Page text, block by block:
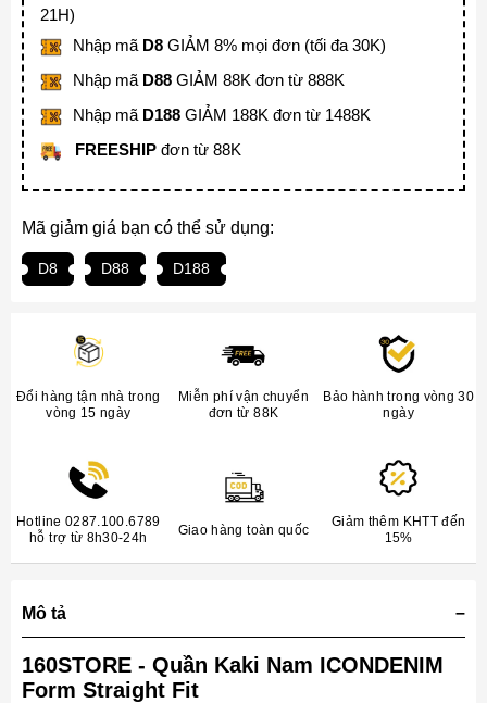
21H)
Nhập mã D8 GIẢM 8% mọi đơn (tối đa 30K)
Nhập mã D88 GIẢM 88K đơn từ 888K
Nhập mã D188 GIẢM 188K đơn từ 1488K
FREESHIP đơn từ 88K
Mã giảm giá bạn có thể sử dụng:
D8 D88 D188
Đổi hàng tận nhà trong
vòng 15 ngày
Miễn phí vận chuyển
đơn từ 88K
Bảo hành trong vòng 30
ngày
Hotline 0287.100.6789
hỗ trợ từ 8h30-24h
Giao hàng toàn quốc
Giảm thêm KHTT đến
15%
Mô tả
160STORE - Quần Kaki Nam ICONDENIM
Form Straight Fit